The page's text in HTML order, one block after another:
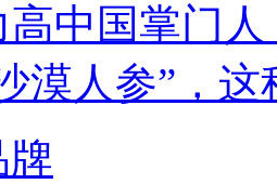
高中国掌门
漠人参”，